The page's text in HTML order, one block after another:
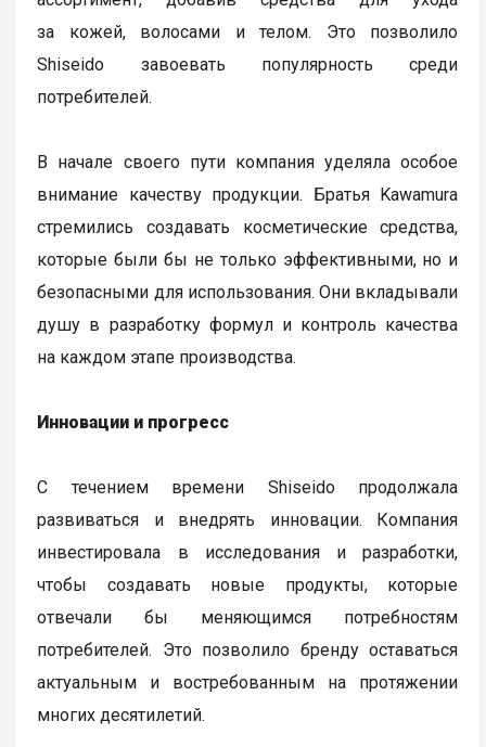
за кожей, волосами и телом. Это позволило
Shiseido завоевать популярность среди
потребителей.
В начале своего пути компания уделяла особое
внимание качеству продукции. Братья Kawamura
стремились создавать косметические средства,
которые были бы не только эффективными, но и
безопасными для использования. Они вкладывали
душу в разработку формул и контроль качества
на каждом этапе производства.
Инновации и прогресс
С течением времени Shiseido продолжала
развиваться и внедрять инновации. Компания
инвестировала в исследования и разработки,
чтобы создавать новые продукты, которые
отвечали бы меняющимся потребностям
потребителей. Это позволило бренду оставаться
актуальным и востребованным на протяжении
многих десятилетий.